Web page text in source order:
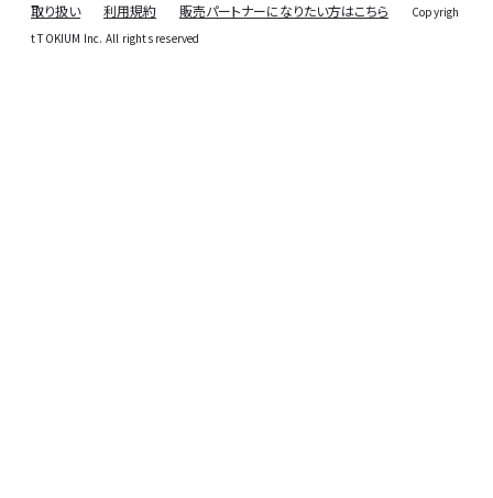
取り扱い
利用規約 販売パートナーになりたい方はこちら
Copyrigh
t TOKIUM Inc. All rights reserved